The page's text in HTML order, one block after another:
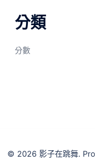
分類
分數
© 2026 影子在跳舞.